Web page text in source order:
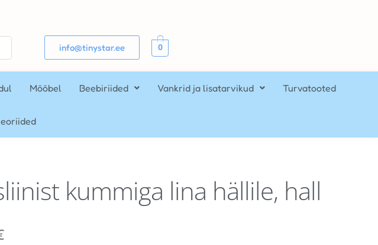
info@tinystar.ee 0
Mööbel Beebiriided Vankrid ja lisatarvikud Turvatooted
kummiga lina hällile, hall